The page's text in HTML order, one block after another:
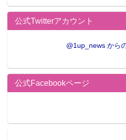
公式Twitterアカウント
@1up_news から
公式Facebookページ